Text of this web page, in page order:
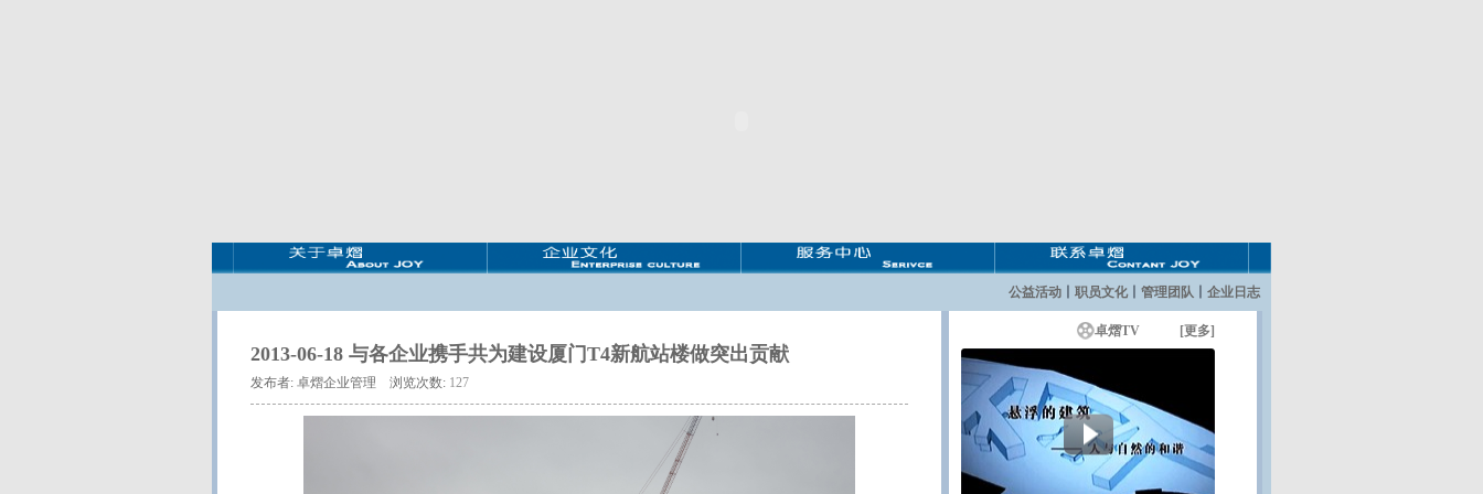
公益活动 职员文化丨 管理团队 企业日志
2013-06-18 与各企业携手共为建设厦门T4新航站楼做突出贡献
发布者: 卓熠企业管理 浏览次数: 127
卓熠TV [更多]
新浪微博
卓熠周刊新浪微博